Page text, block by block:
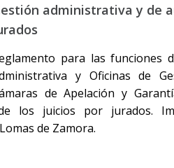
administrativa y de
para las funciones
y Oficinas de
de Apelación y
los juicios por jurados.
de Zamora.